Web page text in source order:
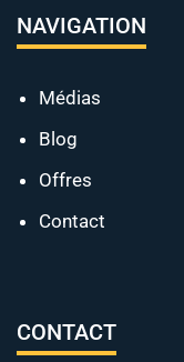
NAVIGATION
Médias
Blog
Offres
Contact
CONTACT